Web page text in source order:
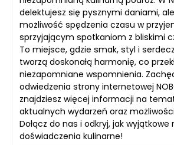
delektujesz się pysznymi daniami,
możliwość spędzenia czasu w
sprzyjającym spotkaniom z bliskimi
To miejsce, gdzie smak, styl i
tworzą doskonałą harmonię, co
niezapomniane wspomnienia.
odwiedzenia strony internetowej
znajdziesz więcej informacji na
aktualnych wydarzeń oraz
Dołącz do nas i odkryj, jak
doświadczenia kulinarne!